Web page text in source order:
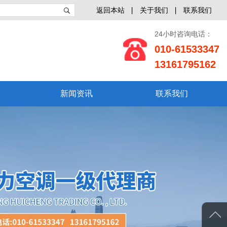
返回本站 关于我们 联系我们
24小时咨询电话：
010-61533347
13161795162
新闻资讯 联系我们